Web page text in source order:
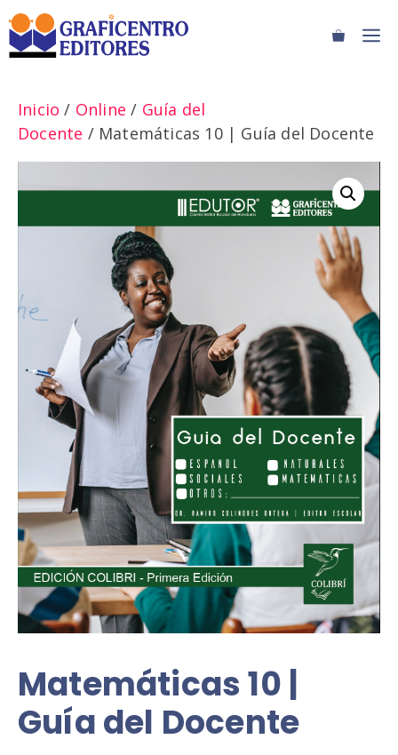
Saltar
al
contenido
Inicio / Online / Guía del
Docente / Matemáticas 10 | Guía del Docente
Matemáticas 10 |
Guía del Docente